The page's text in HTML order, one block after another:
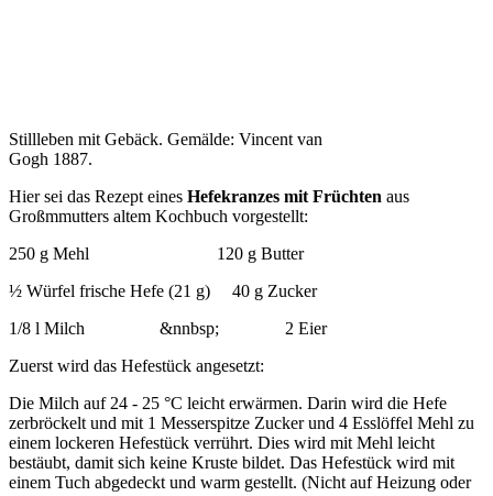
Stillleben mit Gebäck. Gemälde: Vincent van
Gogh 1887.
Hier sei das Rezept eines Hefekranzes mit Früchten aus
Großmmutters altem Kochbuch vorgestellt:
250 g Mehl 120 g Butter
½ Würfel frische Hefe (21 g) 40 g Zucker
1/8 l Milch &nnbsp; 2 Eier
Zuerst wird das Hefestück angesetzt:
Die Milch auf 24 - 25 °C leicht erwärmen. Darin wird die Hefe
zerbröckelt und mit 1 Messerspitze Zucker und 4 Esslöffel Mehl zu
einem lockeren Hefestück verrührt. Dies wird mit Mehl leicht
bestäubt, damit sich keine Kruste bildet. Das Hefestück wird mit
einem Tuch abgedeckt und warm gestellt. (Nicht auf Heizung oder